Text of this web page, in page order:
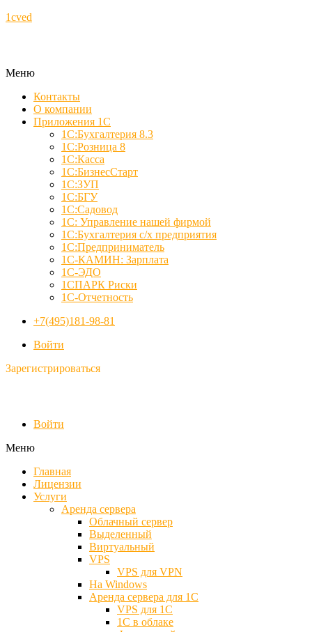
1cved
Меню
Контакты
О компании
Приложения 1С
1С:Бухгалтерия 8.3
1С:Розница 8
1С:Касса
1С:БизнесСтарт
1С:ЗУП
1С:БГУ
1С:Садовод
1С: Управление нашей фирмой
1С:Бухгалтерия с/х предприятия
1С:Предприниматель
1С-КАМИН: Зарплата
1С-ЭДО
1СПАРК Риски
1С-Отчетность
+7(495)181-98-81
Войти
Зарегистрироваться
Войти
Меню
Главная
Лицензии
Услуги
Аренда сервера
Облачный сервер
Выделенный
Виртуальный
VPS
VPS для VPN
На Windows
Аренда сервера для 1С
VPS для 1С
1С в облаке